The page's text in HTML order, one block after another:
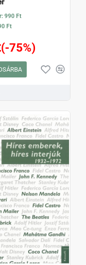
990 Ft
Ft
(-75%)